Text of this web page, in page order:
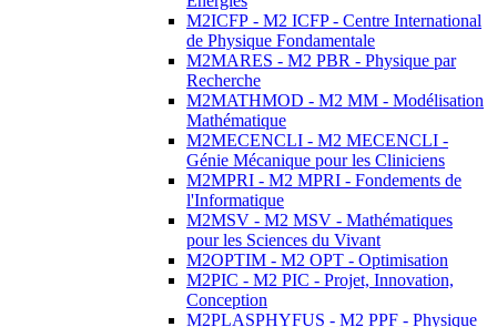
M2ICFP - M2 ICFP - Centre International
de Physique Fondamentale
M2MARES - M2 PBR - Physique par
Recherche
M2MATHMOD - M2 MM - Modélisation
Mathématique
M2MECENCLI - M2 MECENCLI -
Génie Mécanique pour les Cliniciens
M2MPRI - M2 MPRI - Fondements de
l'Informatique
M2MSV - M2 MSV - Mathématiques
pour les Sciences du Vivant
M2OPTIM - M2 OPT - Optimisation
M2PIC - M2 PIC - Projet, Innovation,
Conception
M2PLASPHYFUS - M2 PPF - Physique